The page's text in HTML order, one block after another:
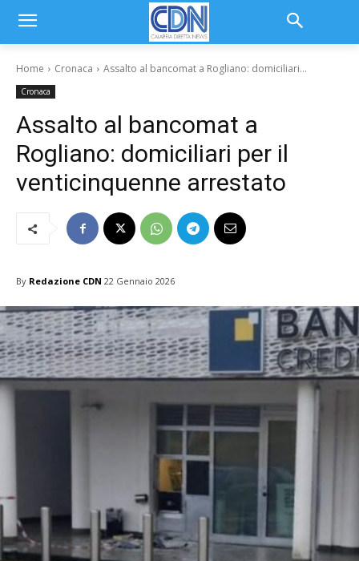
Home Cronaca Assalto al bancomat a Rogliano: domiciliari...
Cronaca
Assalto al bancomat a
Rogliano: domiciliari per il
venticinquenne arrestato
By Redazione CDN 22 Gennaio 2026